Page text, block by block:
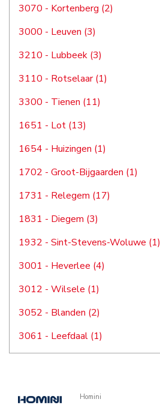
3070 - Kortenberg (2)
3000 - Leuven (3)
3210 - Lubbeek (3)
3110 - Rotselaar (1)
3300 - Tienen (11)
1651 - Lot (13)
1654 - Huizingen (1)
1702 - Groot-Bijgaarden (1)
1731 - Relegem (17)
1831 - Diegem (3)
1932 - Sint-Stevens-Woluwe (1)
3001 - Heverlee (4)
3012 - Wilsele (1)
3052 - Blanden (2)
3061 - Leefdaal (1)
Homini